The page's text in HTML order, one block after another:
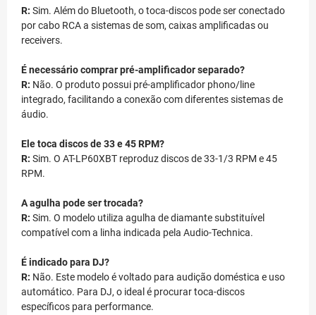
R: Sim. Além do Bluetooth, o toca-discos pode ser conectado
por cabo RCA a sistemas de som, caixas amplificadas ou
receivers.
É necessário comprar pré-amplificador separado?
R: Não. O produto possui pré-amplificador phono/line
integrado, facilitando a conexão com diferentes sistemas de
áudio.
Ele toca discos de 33 e 45 RPM?
R: Sim. O AT-LP60XBT reproduz discos de 33-1/3 RPM e 45
RPM.
A agulha pode ser trocada?
R: Sim. O modelo utiliza agulha de diamante substituível
compatível com a linha indicada pela Audio-Technica.
É indicado para DJ?
R: Não. Este modelo é voltado para audição doméstica e uso
automático. Para DJ, o ideal é procurar toca-discos
específicos para performance.